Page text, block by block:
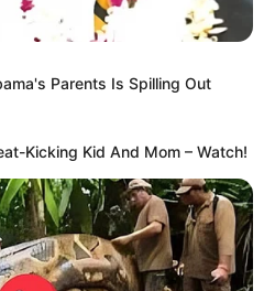
Parents Is Spilling Out
Kicking Kid And Mom – Watch!